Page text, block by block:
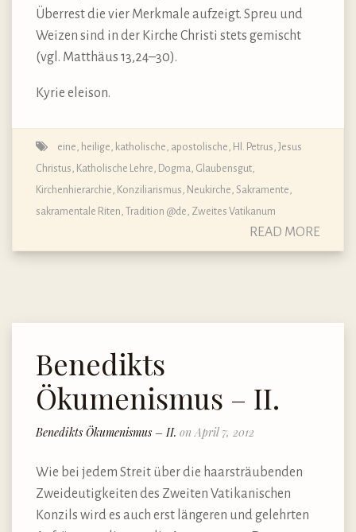
Überrest die vier Merkmale aufzeigt. Spreu und
Weizen sind in der Kirche Christi stets gemischt
(vgl. Matthäus 13,24–30).
Kyrie eleison.
eine, heilige, katholische, apostolische, Hl. Petrus, Jesus
Christus, Katholische Lehre, Dogma, Glaubensgut,
Kirchenhierarchie, Konziliarismus, Neukirche, Sakramente,
sakramentale Riten, Tradition @de, Zweites Vatikanum
READ MORE
Benedikts
Ökumenismus – II.
Benedikts Ökumenismus – II. on April 7, 2012
Wie bei jedem Streit über die haarsträubenden
Zweideutigkeiten des Zweiten Vatikanischen
Konzils wird es auch erst längeren und gelehrten